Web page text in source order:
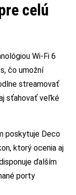
celú
Wi-Fi 6
čo umožní
streamovať
sťahovať veľké
poskytuje Deco
ktorý ocenia aj
ďalším
porty